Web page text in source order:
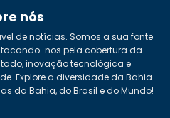
nós
de notícias. Somos a sua fonte
nos pela cobertura da
inovação tecnológica e
Explore a diversidade da Bahia
da Bahia, do Brasil e do Mundo!